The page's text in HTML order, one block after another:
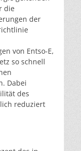
die
der
von Entso-E,
so schnell
Dabei
des
reduziert